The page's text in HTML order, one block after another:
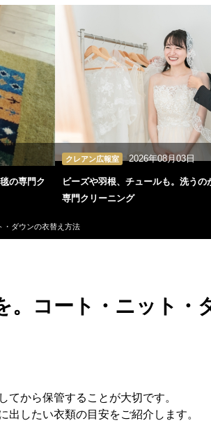
の専門ク
クレアン広報室 2026年08月03日
ビーズや羽根、チュールも。洗うの
専門クリーニング
・ダウンの衣替え方法
。コート・ニット・
から保管することが大切です。
したい衣類の目安をご紹介します。